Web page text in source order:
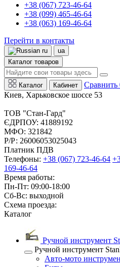
+38 (067) 723-46-64
+38 (099) 465-46-64
+38 (063) 169-46-64
Перейти в контакты
ru
ua
Каталог товаров
Каталог Кабинет Сравнить
Киев, Харьковское шоссе 53
ТОВ "Стан-Гард"
ЄДРПОУ: 41889192
МФО: 321842
Р/Р: 26006053025043
Платник ПДВ
Телефоны: +38 (067) 723-46-64
169-46-64
Время работы:
Пн-Пт: 09:00-18:00
Сб-Вс: выходной
Схема проезда:
Каталог
Ручной инструмент
Ручной инструмент
Авто-мото